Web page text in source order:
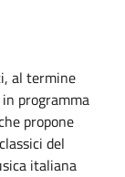
al termine
programma
propone
del
italiana